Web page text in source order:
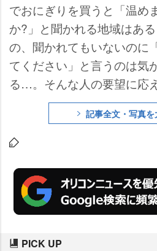
でおにぎりを買うと「温め
か?」と聞かれる地域はあ
の、聞かれてもいないのに
てください」と言うのは気
る…。そんな人の要望に応
にぎり専用のUSB加温器『
ったかオニギリウォーマー
1480円)が、PC関連機器メー
記事全文・写真
PICK UP